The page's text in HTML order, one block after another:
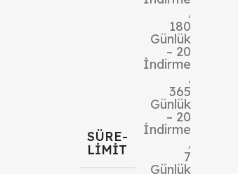
SÜRE-
LIMIT
,
180
Günlük
– 20
İndirme
,
365
Günlük
– 20
İndirme
,
7
Günlük